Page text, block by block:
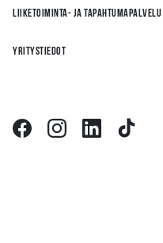
LIIKETOIMINTA- JA TAPAHTUMAPALVELU
YRITYSTIEDOT